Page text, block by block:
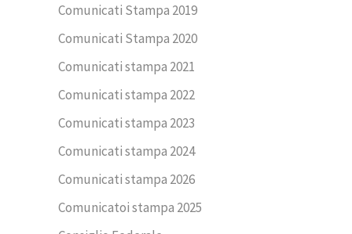
Comunicati Stampa 2019
Comunicati Stampa 2020
Comunicati stampa 2021
Comunicati stampa 2022
Comunicati stampa 2023
Comunicati stampa 2024
Comunicati stampa 2026
Comunicatoi stampa 2025